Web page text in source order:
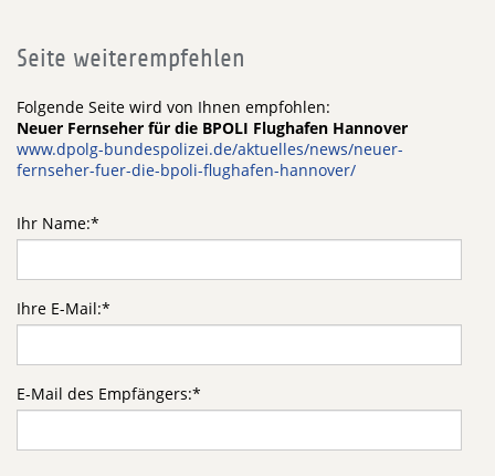
Seite weiterempfehlen
Folgende Seite wird von Ihnen empfohlen:
Neuer Fernseher für die BPOLI Flughafen Hannover
www.dpolg-bundespolizei.de/aktuelles/news/neuer-
fernseher-fuer-die-bpoli-flughafen-hannover/
Ihr Name:*
Ihre E-Mail:*
E-Mail des Empfängers:*